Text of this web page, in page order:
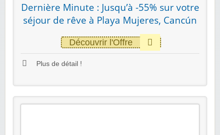
Dernière Minute : Jusqu’à -55% sur votre
séjour de rêve à Playa Mujeres, Cancún
Découvrir l'Offre
Plus de détail !